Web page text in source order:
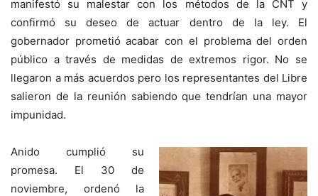
manifestó su malestar con los métodos de la CNT y
confirmó su deseo de actuar dentro de la ley. El
gobernador prometió acabar con el problema del orden
público a través de medidas de extremos rigor. No se
llegaron a más acuerdos pero los representantes del Libre
salieron de la reunión sabiendo que tendrían una mayor
impunidad.
Anido cumplió su
promesa. El 30 de
noviembre, ordenó la